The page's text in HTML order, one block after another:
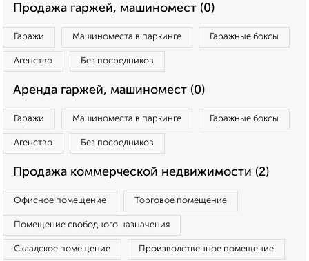
Продажа гаржей, машиномест (0)
Гаражи Машиноместа в паркинге Гаражные боксы
Агенство Без посредников
Аренда гаржей, машиномест (0)
Гаражи Машиноместа в паркинге Гаражные боксы
Агенство Без посредников
Продажа коммерческой недвижимости (2)
Офисное помещение Торговое помещение
Помещение свободного назначения
Складское помещение Производственное помещение